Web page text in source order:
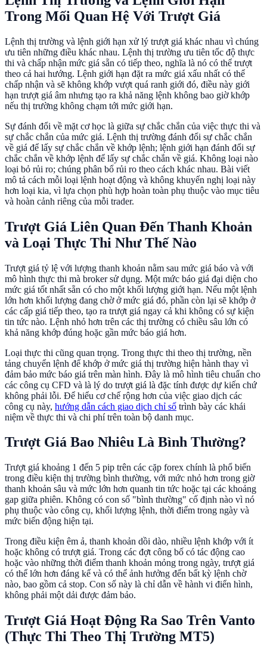
Trong Mối Quan Hệ Với Trượt Giá
Lệnh thị trường và lệnh giới hạn xử lý trượt giá khác nhau vì chúng
ưu tiên những điều khác nhau. Lệnh thị trường ưu tiên tốc độ thực
thi và chấp nhận mức giá sẵn có tiếp theo, nghĩa là nó có thể trượt
theo cả hai hướng. Lệnh giới hạn đặt ra mức giá xấu nhất có thể
chấp nhận và sẽ không khớp vượt quá ranh giới đó, điều này giới
hạn trượt giá âm nhưng tạo ra khả năng lệnh không bao giờ khớp
nếu thị trường không chạm tới mức giới hạn.
Sự đánh đổi về mặt cơ học là giữa sự chắc chắn của việc thực thi và
sự chắc chắn của mức giá. Lệnh thị trường đánh đổi sự chắc chắn
về giá để lấy sự chắc chắn về khớp lệnh; lệnh giới hạn đánh đổi sự
chắc chắn về khớp lệnh để lấy sự chắc chắn về giá. Không loại nào
loại bỏ rủi ro; chúng phân bổ rủi ro theo cách khác nhau. Bài viết
mô tả cách mỗi loại lệnh hoạt động và không khuyến nghị loại này
hơn loại kia, vì lựa chọn phù hợp hoàn toàn phụ thuộc vào mục tiêu
và hoàn cảnh riêng của mỗi trader.
Trượt Giá Liên Quan Đến Thanh Khoản
và Loại Thực Thi Như Thế Nào
Trượt giá tỷ lệ với lượng thanh khoản nằm sau mức giá báo và với
mô hình thực thi mà broker sử dụng. Một mức báo giá đại diện cho
mức giá tốt nhất sẵn có cho một khối lượng giới hạn. Nếu một lệnh
lớn hơn khối lượng đang chờ ở mức giá đó, phần còn lại sẽ khớp ở
các cấp giá tiếp theo, tạo ra trượt giá ngay cả khi không có sự kiện
tin tức nào. Lệnh nhỏ hơn trên các thị trường có chiều sâu lớn có
khả năng khớp đúng hoặc gần mức báo giá hơn.
Loại thực thi cũng quan trọng. Trong thực thi theo thị trường, nền
tảng chuyển lệnh để khớp ở mức giá thị trường hiện hành thay vì
đảm bảo mức báo giá trên màn hình. Đây là mô hình tiêu chuẩn cho
các công cụ CFD và là lý do trượt giá là đặc tính được dự kiến chứ
không phải lỗi. Để hiểu cơ chế rộng hơn của việc giao dịch các
công cụ này, hướng dẫn cách giao dịch chỉ số trình bày các khái
niệm về thực thi và chi phí trên toàn bộ danh mục.
Trượt Giá Bao Nhiêu Là Bình Thường?
Trượt giá khoảng 1 đến 5 pip trên các cặp forex chính là phổ biến
trong điều kiện thị trường bình thường, với mức nhỏ hơn trong giờ
thanh khoản sâu và mức lớn hơn quanh tin tức hoặc tại các khoảng
gap giữa phiên. Không có con số "bình thường" cố định nào vì nó
phụ thuộc vào công cụ, khối lượng lệnh, thời điểm trong ngày và
mức biến động hiện tại.
Trong điều kiện êm ả, thanh khoản dồi dào, nhiều lệnh khớp với ít
hoặc không có trượt giá. Trong các đợt công bố có tác động cao
hoặc vào những thời điểm thanh khoản mỏng trong ngày, trượt giá
có thể lớn hơn đáng kể và có thể ảnh hưởng đến bất kỳ lệnh chờ
nào, bao gồm cả stop. Con số này là chỉ dẫn về hành vi điển hình,
không phải một dải được đảm bảo.
Trượt Giá Hoạt Động Ra Sao Trên Vanto
(Thực Thi Theo Thị Trường MT5)